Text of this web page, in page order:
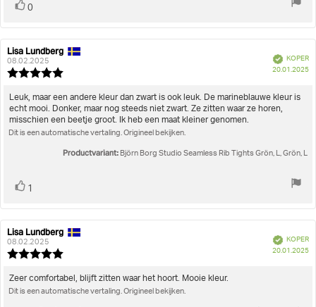
Stem
0
Auteur
van
deze
beoordeling:
Lisa Lundberg
08.02.2025
uit
5
sterren
Geverifieerd
KOPER
20.01.2025
Beoordelingstekst:
Leuk, maar een andere kleur dan zwart is ook leuk. De marineblauwe kleur is
echt mooi. Donker, maar nog steeds niet zwart. Ze zitten waar ze horen,
misschien een beetje groot. Ik heb een maat kleiner genomen.
Dit is een automatische vertaling. Origineel bekijken.
Productvariant: Björn Borg Studio Seamless Rib Tights Grön, L, Grön, L
Stem
1
Auteur
van
deze
beoordeling:
Lisa Lundberg
08.02.2025
uit
Geverifieerd
KOPER
20.01.2025
Beoordelingstekst:
Zeer comfortabel, blijft zitten waar het hoort. Mooie kleur.
Dit is een automatische vertaling. Origineel bekijken.